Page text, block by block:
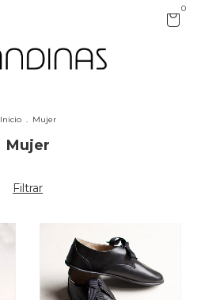
0
Inicio . Mujer
Mujer
Filtrar